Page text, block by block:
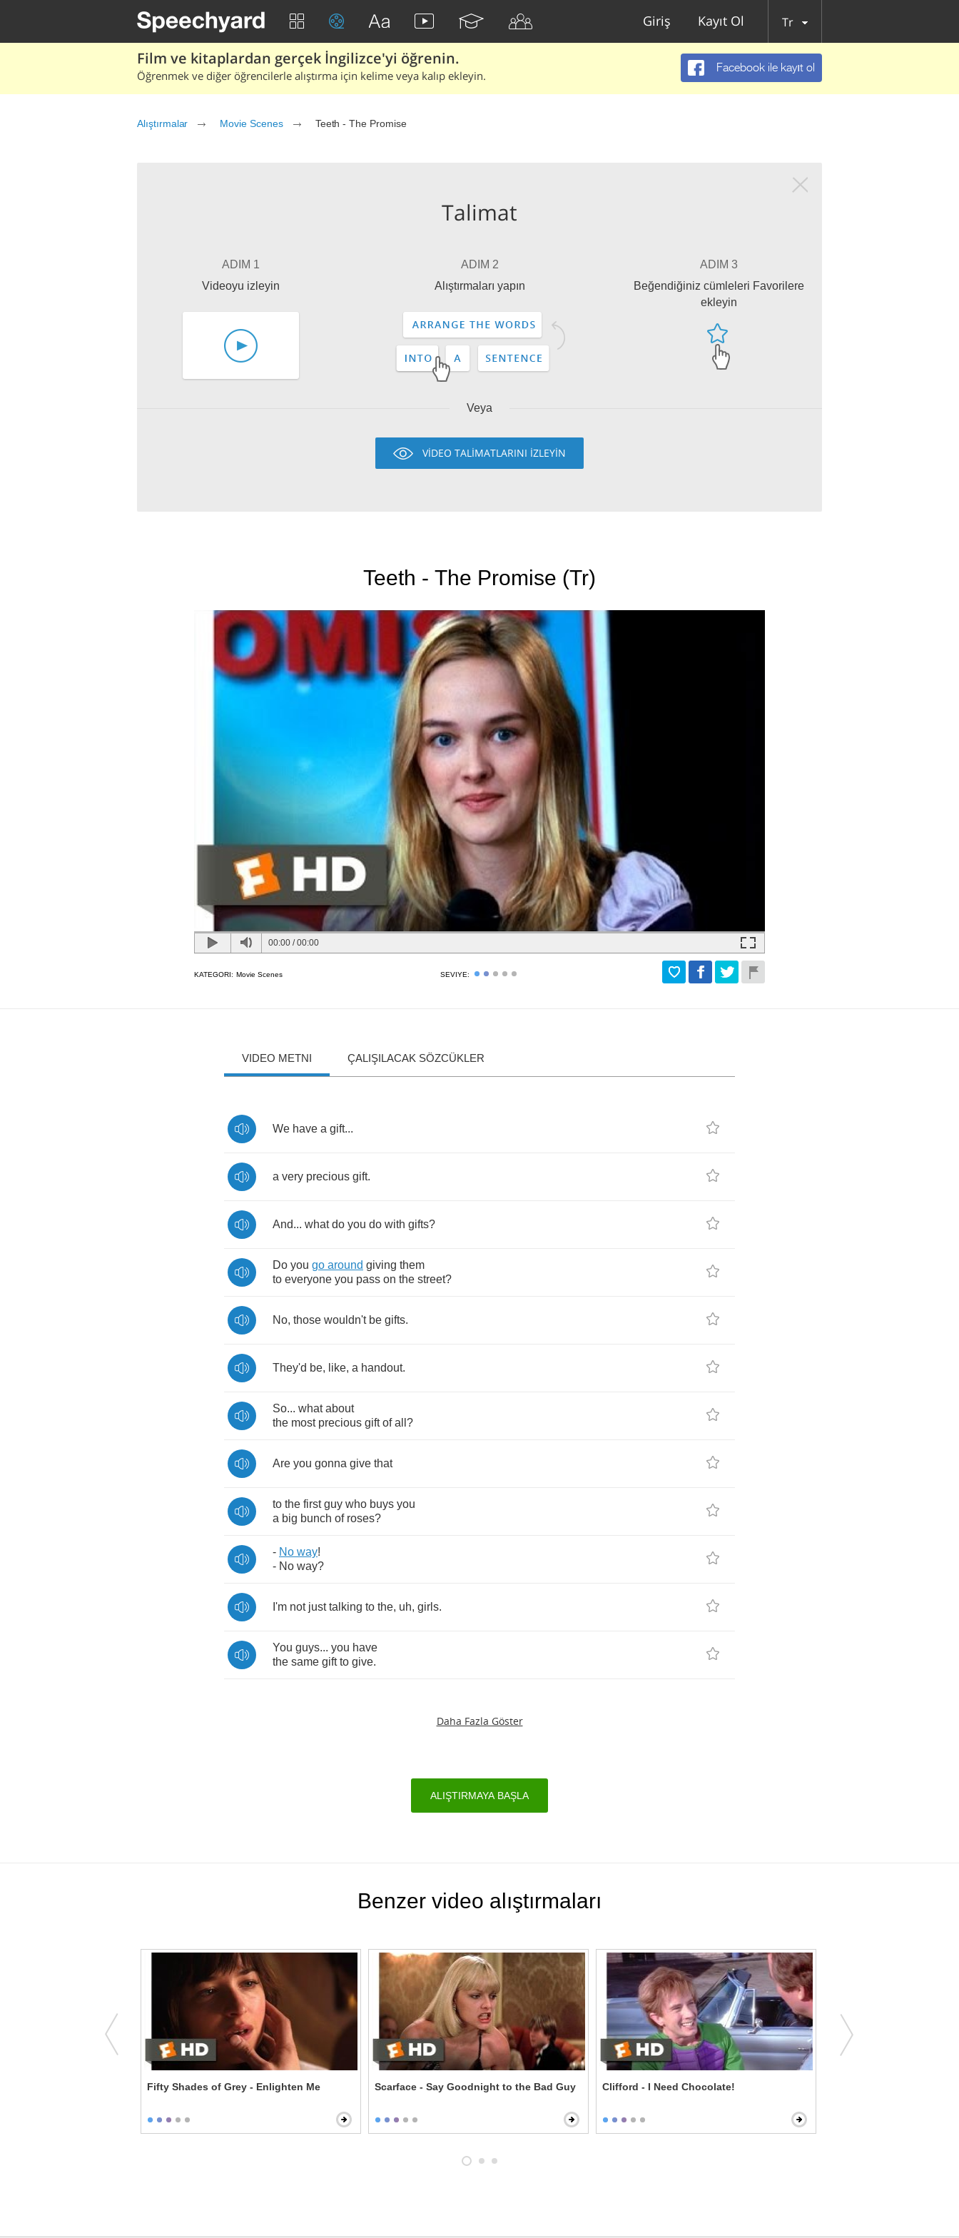
Giriş Kayıt Ol Tr
Film ve kitaplardan gerçek İngilizce'yi öğrenin.
Öğrenmek ve diğer öğrencilerle alıştırma için kelime veya kalıp ekleyin.
Facebook ile kayıt ol
Alıştırmalar Movie Scenes Teeth - The Promise
Talimat
ADIM 1
Videoyu izleyin
ADIM 2
Alıştırmaları yapın
ADIM 3
Beğendiğiniz cümleleri Favorilere
ekleyin
Veya
VİDEO TALİMATLARINI İZLEYİN
Teeth - The Promise (Tr)
00:00 /00:00
KATEGORI: Movie Scenes SEVIYE:
VIDEO METNI ÇALIŞILACAK SÖZCÜKLER
We have a gift...
a very precious gift.
And... what do you do with gifts?
Do you go around giving them
to everyone you pass on the street?
No, those wouldn't be gifts.
They'd be, like, a handout.
So... what about
the most precious gift of all ?
Are you gonna give that
to the first guy who buys you
a big bunch of roses?
- No way!
- No way?
I'm not just talking to the, uh, girls.
You guys... you have
the same gift to give.
Daha Fazla Göster
ALIŞTIRMAYA BAŞLA
Benzer video alıştırmaları
Fifty Shades of Grey - Enlighten Me Scarface - Say Goodnight to the Bad Guy Clifford - I Need Chocolate!